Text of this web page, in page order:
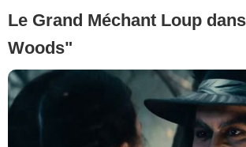
Le Grand Méchant Loup
Woods"